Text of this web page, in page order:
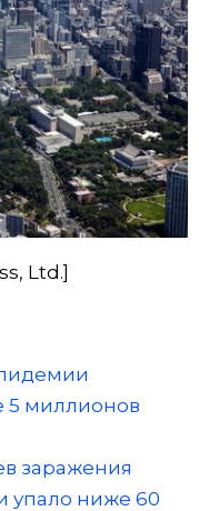
Ltd.]
5 миллионов
заражения
упало ниже 60